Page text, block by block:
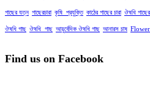
গাছের যত্ন গাছেরচারা কৃষি_প্রযুক্তি কাঠের গাছের চারা ঔষধি
ঔষধি গাছ ঔষধি_গাছ আয়ুর্বেদিক ঔষধি গাছ আনারস চাষ
Find us on Facebook